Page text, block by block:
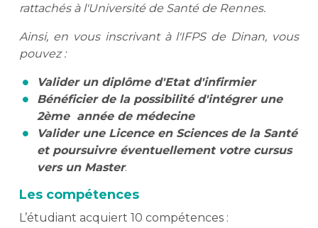
rattachés à l'Université de Santé de Rennes.
Ainsi, en vous inscrivant à l'IFPS de Dinan, vous
pouvez :
Valider un diplôme d'Etat d'infirmier
Bénéficier de la possibilité d'intégrer une
2ème année de médecine
Valider une Licence en Sciences de la Santé
et poursuivre éventuellement votre cursus
vers un Master.
Les compétences
L’étudiant acquiert 10 compétences :